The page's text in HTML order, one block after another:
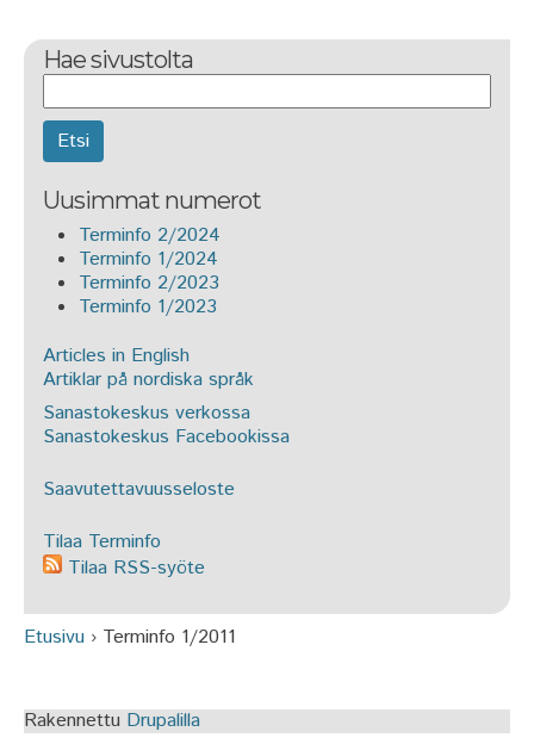
Hae sivustolta
Uusimmat numerot
Terminfo 2/2024
Terminfo 1/2024
Terminfo 2/2023
Terminfo 1/2023
Articles in English
Artiklar på nordiska språk
Sanastokeskus verkossa
Sanastokeskus Facebookissa
Saavutettavuusseloste
Tilaa Terminfo
Tilaa RSS-syöte
Etusivu › Terminfo 1/2011
Rakennettu Drupalilla